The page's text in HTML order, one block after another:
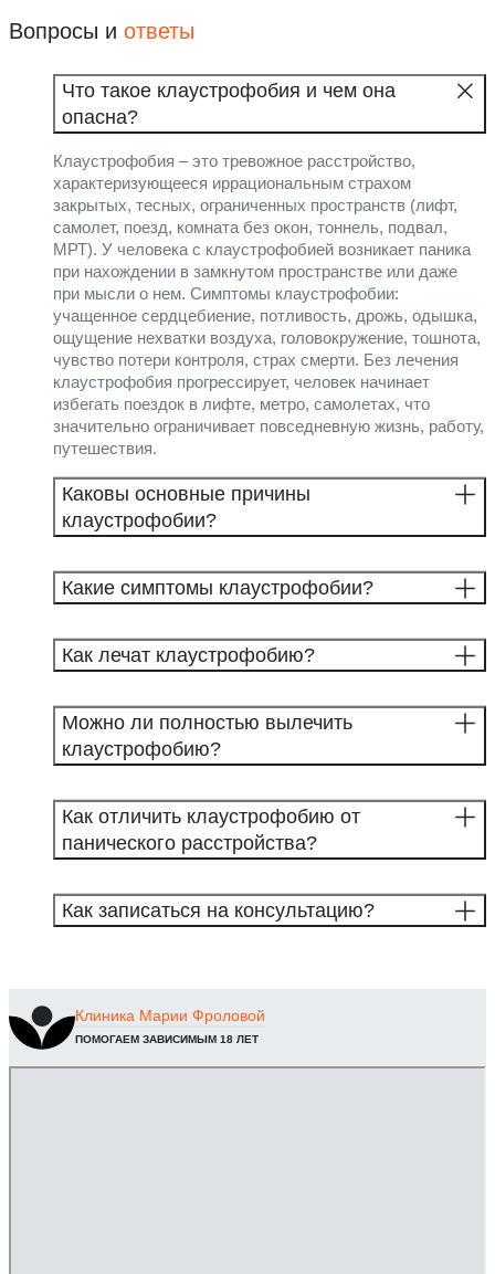
Вопросы и ответы
Что такое клаустрофобия и чем она
опасна?
Клаустрофобия – это тревожное расстройство,
характеризующееся иррациональным страхом
закрытых, тесных, ограниченных пространств (лифт,
самолет, поезд, комната без окон, тоннель, подвал,
МРТ). У человека с клаустрофобией возникает паника
при нахождении в замкнутом пространстве или даже
при мысли о нем. Симптомы клаустрофобии:
учащенное сердцебиение, потливость, дрожь, одышка,
ощущение нехватки воздуха, головокружение, тошнота,
чувство потери контроля, страх смерти. Без лечения
клаустрофобия прогрессирует, человек начинает
избегать поездок в лифте, метро, самолетах, что
значительно ограничивает повседневную жизнь, работу,
путешествия.
Каковы основные причины
клаустрофобии?
Какие симптомы клаустрофобии?
Как лечат клаустрофобию?
Можно ли полностью вылечить
клаустрофобию?
Как отличить клаустрофобию от
панического расстройства?
Как записаться на консультацию?
Клиника Марии Фроловой
ПОМОГАЕМ ЗАВИСИМЫМ 18 ЛЕТ